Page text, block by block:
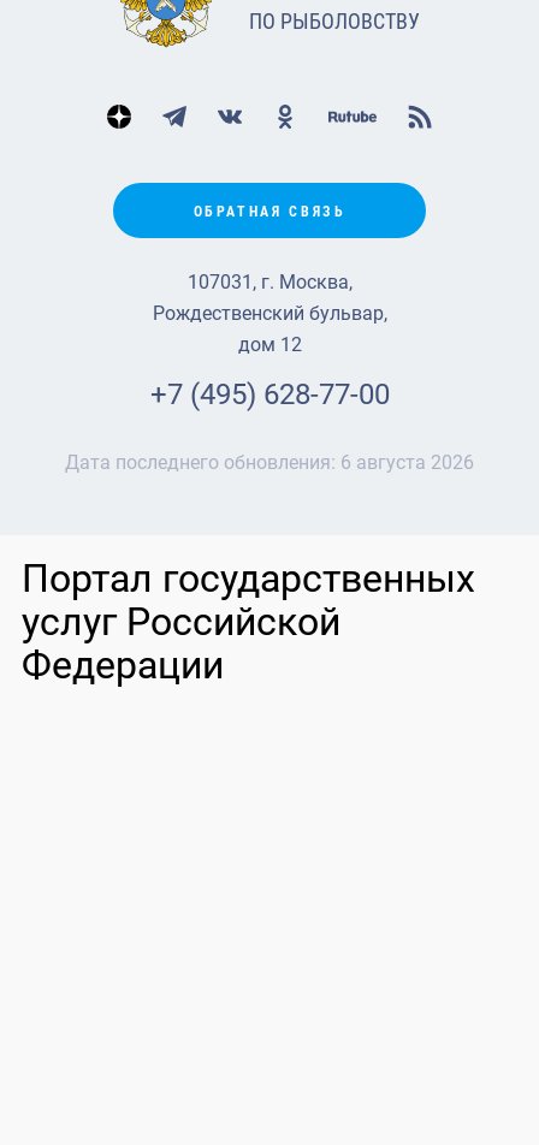
ПО РЫБОЛОВСТВУ
ОБРАТНАЯ СВЯЗЬ
107031, г. Москва,
Рождественский бульвар,
дом 12
+7 (495) 628-77-00
Дата последнего обновления: 6 августа 2026
Портал государственных
услуг Российской
Федерации